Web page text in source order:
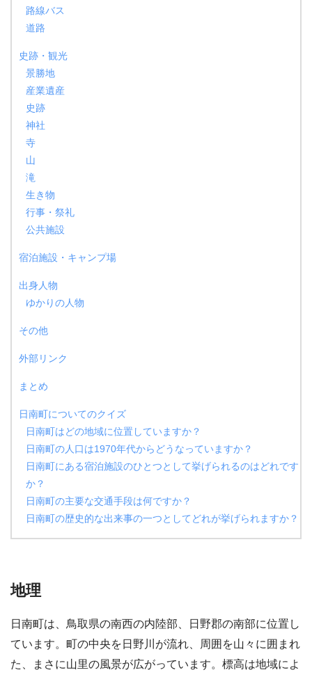
路線バス
道路
史跡・観光
景勝地
産業遺産
史跡
神社
寺
山
滝
生き物
行事・祭礼
公共施設
宿泊施設・キャンプ場
出身人物
ゆかりの人物
その他
外部リンク
まとめ
日南町についてのクイズ
日南町はどの地域に位置していますか？
日南町の人口は1970年代からどうなっていますか？
日南町にある宿泊施設のひとつとして挙げられるのはどれです
か？
日南町の主要な交通手段は何ですか？
日南町の歴史的な出来事の一つとしてどれが挙げられますか？
地理
日南町は、鳥取県の南西の内陸部、日野郡の南部に位置し
ています。町の中央を日野川が流れ、周囲を山々に囲まれ
た、まさに山里の風景が広がっています。標高は地域によ